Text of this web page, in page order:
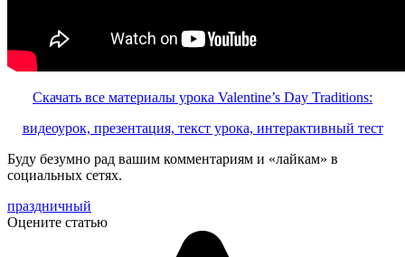
Скачать все материалы урока Valentine’s Day Traditions:
видеоурок, презентация, текст урока, интерактивный тест
Буду безумно рад вашим комментариям и «лайкам» в
социальных сетях.
праздничный
Оцените статью